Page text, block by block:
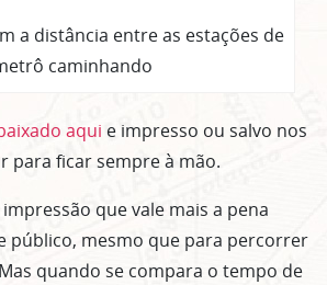
a distância entre as estações de
caminhando
aqui e impresso ou salvo nos
para ficar sempre à mão.
que vale mais a pena
público, mesmo que para percorrer
quando se compara o tempo de